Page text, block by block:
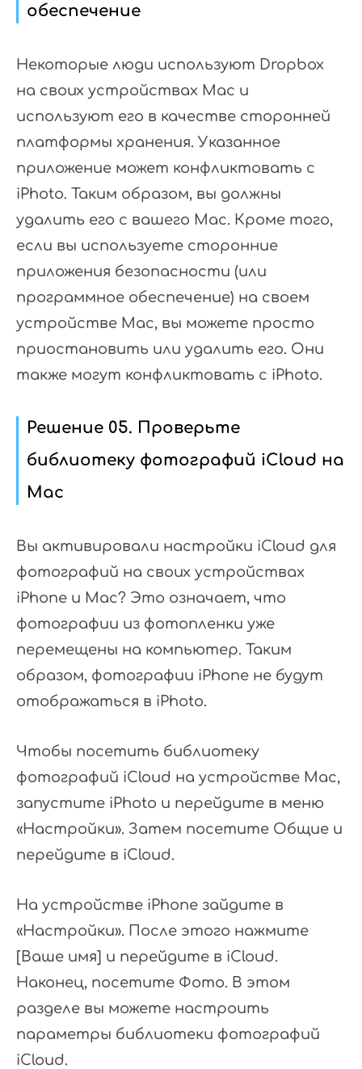
обеспечение
Некоторые люди используют Dropbox
на своих устройствах Mac и
используют его в качестве сторонней
платформы хранения. Указанное
приложение может конфликтовать с
iPhoto. Таким образом, вы должны
удалить его с вашего Mac. Кроме того,
если вы используете сторонние
приложения безопасности (или
программное обеспечение) на своем
устройстве Mac, вы можете просто
приостановить или удалить его. Они
также могут конфликтовать с iPhoto.
Решение 05. Проверьте
библиотеку фотографий iCloud на
Mac
Вы активировали настройки iCloud для
фотографий на своих устройствах
iPhone и Mac? Это означает, что
фотографии из фотопленки уже
перемещены на компьютер. Таким
образом, фотографии iPhone не будут
отображаться в iPhoto.
Чтобы посетить библиотеку
фотографий iCloud на устройстве Mac,
запустите iPhoto и перейдите в меню
«Настройки». Затем посетите Общие и
перейдите в iCloud.
На устройстве iPhone зайдите в
«Настройки». После этого нажмите
[Ваше имя] и перейдите в iCloud.
Наконец, посетите Фото. В этом
разделе вы можете настроить
параметры библиотеки фотографий
iCloud.